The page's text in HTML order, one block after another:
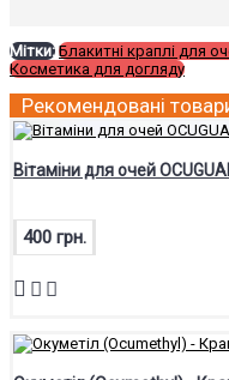
Мітки: Блакитні краплі для
Косметика для догляду
Рекомендовані
Вітаміни для очей
400 грн.